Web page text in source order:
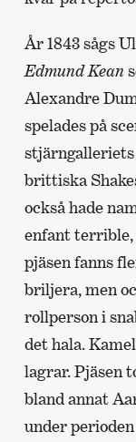
År 1843 sågs
Edmund Kean
Alexandre
spelades på
stjärngalleriets
brittiska
också hade
enfant terrible,
pjäsen fanns
briljera, men
rollperson i
det hala.
lagrar. Pjäsen
bland annat
under perioden